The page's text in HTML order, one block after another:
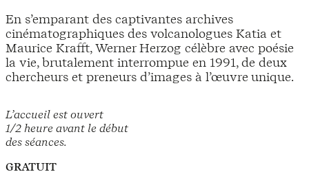
L’accueil est ouvert
1/2 heure avant le début
des séances.
GRATUIT
En s’emparant des captivantes archives
cinématographiques des volcanologues Katia et
Maurice Krafft, Werner Herzog célèbre avec poésie
la vie, brutalement interrompue en 1991, de deux
chercheurs et preneurs d’images à l’œuvre unique.